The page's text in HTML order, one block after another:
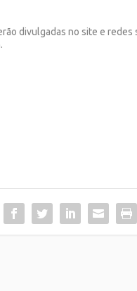
divulgadas no site e redes